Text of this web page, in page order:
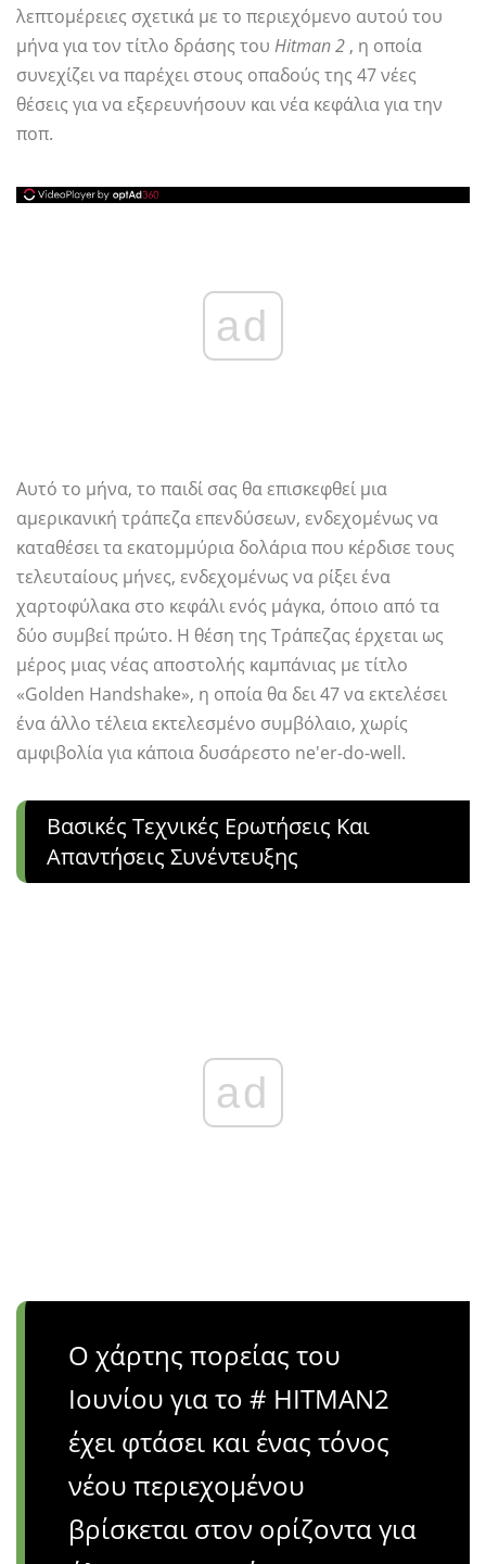
λεπτομέρειες σχετικά με το περιεχόμενο αυτού του
μήνα για τον τίτλο δράσης του Hitman 2 , η οποία
συνεχίζει να παρέχει στους οπαδούς της 47 νέες
θέσεις για να εξερευνήσουν και νέα κεφάλια για την
ποπ.
ad
Αυτό το μήνα, το παιδί σας θα επισκεφθεί μια
αμερικανική τράπεζα επενδύσεων, ενδεχομένως να
καταθέσει τα εκατομμύρια δολάρια που κέρδισε τους
τελευταίους μήνες, ενδεχομένως να ρίξει ένα
χαρτοφύλακα στο κεφάλι ενός μάγκα, όποιο από τα
δύο συμβεί πρώτο. Η θέση της Τράπεζας έρχεται ως
μέρος μιας νέας αποστολής καμπάνιας με τίτλο
«Golden Handshake», η οποία θα δει 47 να εκτελέσει
ένα άλλο τέλεια εκτελεσμένο συμβόλαιο, χωρίς
αμφιβολία για κάποια δυσάρεστο ne'er-do-well.
Βασικές Τεχνικές Ερωτήσεις Και
Απαντήσεις Συνέντευξης
ad
Ο χάρτης πορείας του
Ιουνίου για το # HITMAN2
έχει φτάσει και ένας τόνος
νέου περιεχομένου
βρίσκεται στον ορίζοντα για